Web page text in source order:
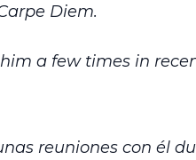
Diem.
a few times in
reuniones con él